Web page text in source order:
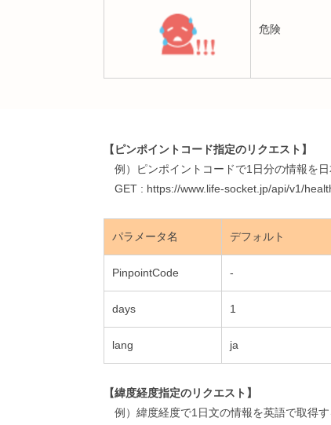
危険
【ピンポイントコード指定のリクエスト】
例）ピンポイントコードで1日分の情報を
GET : https://www.life-socket.jp/api/v1/
パラメータ名 デフォルト
PinpointCode -
days 1
lang ja
【緯度経度指定のリクエスト】
例）緯度経度で1日文の情報を英語で取得